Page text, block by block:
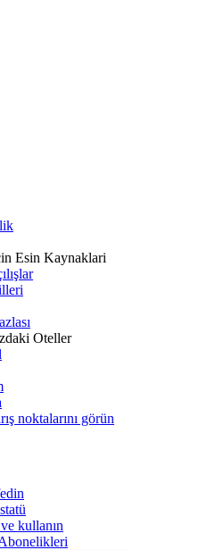
Esin Kaynaklari
Oteller
noktalarını görün
kullanın